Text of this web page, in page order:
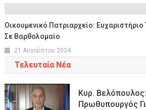
Οικουμενικό Πατριαρχείο:
Σε Βαρθολομαίο
21 Αυγούστου 2024
Τελευταία Νέα
Κυρ.
Πρωθυπουργός